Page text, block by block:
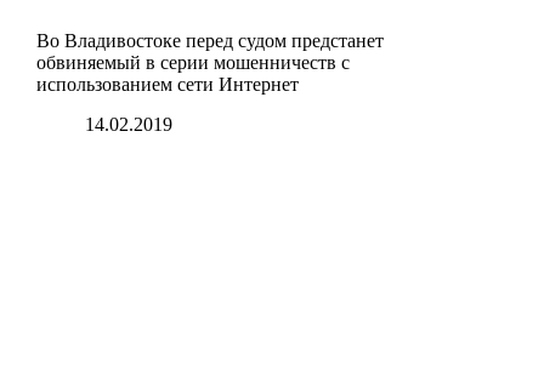
Во Владивостоке перед судом предстанет
обвиняемый в серии мошенничеств с
использованием сети Интернет
14.02.2019